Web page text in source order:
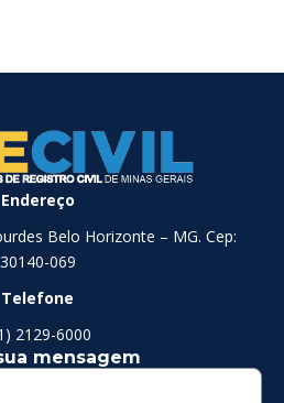
Endereço
Belo Horizonte – MG. Cep:
30140-069
Telefone
2129-6000
mensagem